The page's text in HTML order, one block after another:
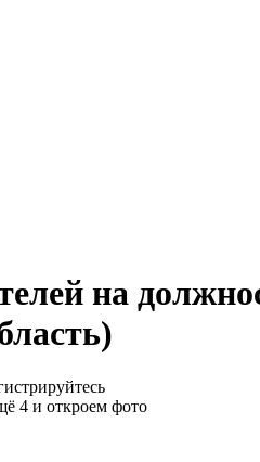
на
4 и откроем фото